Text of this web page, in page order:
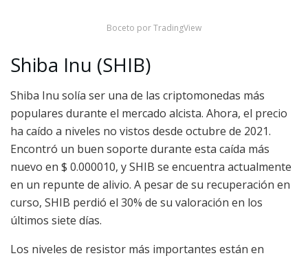
Boceto por TradingView
Shiba Inu (SHIB)
Shiba Inu solía ser una de las criptomonedas más
populares durante el mercado alcista. Ahora, el precio
ha caído a niveles no vistos desde octubre de 2021.
Encontró un buen soporte durante esta caída más
nuevo en $ 0.000010, y SHIB se encuentra actualmente
en un repunte de alivio. A pesar de su recuperación en
curso, SHIB perdió el 30% de su valoración en los
últimos siete días.
Los niveles de resistor más importantes están en